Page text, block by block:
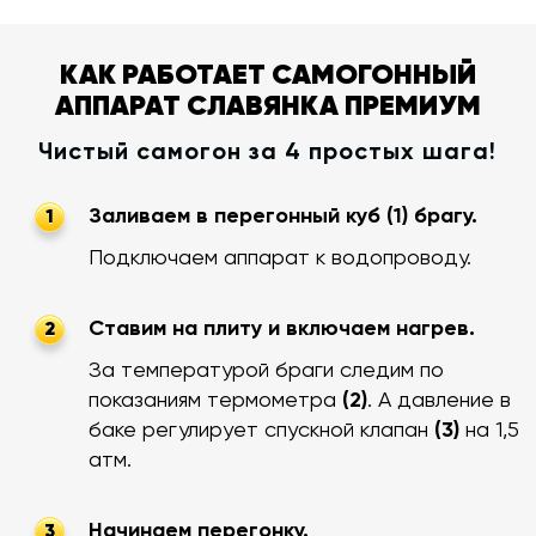
КАК РАБОТАЕТ САМОГОННЫЙ
АППАРАТ СЛАВЯНКА ПРЕМИУМ
Чистый самогон за 4 простых шага!
1
Заливаем в перегонный куб (1) брагу.
Подключаем аппарат к водопроводу.
2
Ставим на плиту и включаем нагрев.
За температурой браги следим по
показаниям термометра (2). А давление в
баке регулирует спускной клапан (3) на 1,5
атм.
Начинаем перегонку.